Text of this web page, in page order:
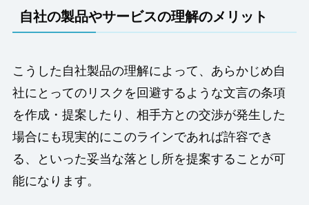
自社の製品やサービスの理解のメリット
こうした自社製品の理解によって、あらかじめ自
社にとってのリスクを回避するような文言の条項
を作成・提案したり、相手方との交渉が発生した
場合にも現実的にこのラインであれば許容でき
る、といった妥当な落とし所を提案することが可
能になります。